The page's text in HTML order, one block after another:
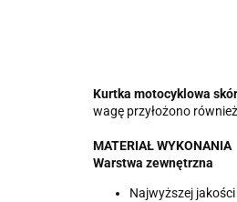
Kurtka motocyklowa
wagę przyłożono
MATERIAŁ WYKONANIA
Warstwa zewnętrzna
Najwyższej